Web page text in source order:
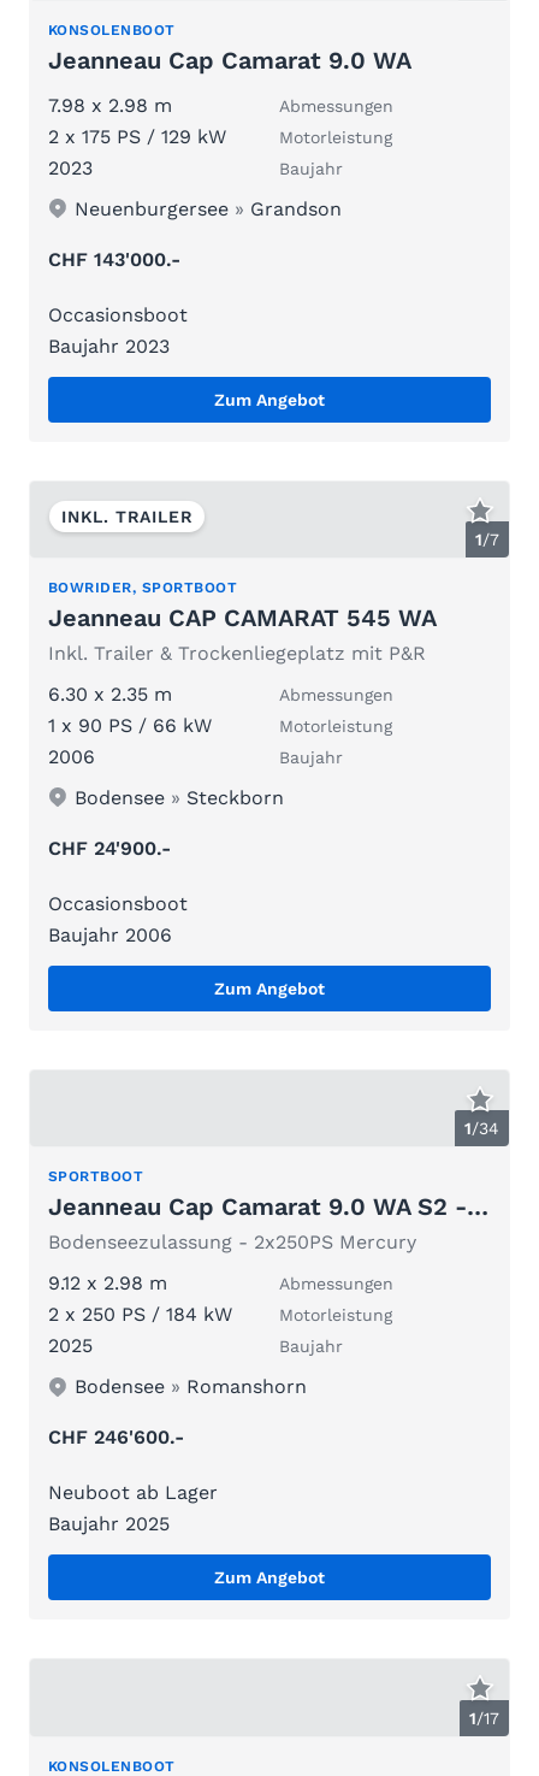
KONSOLENBOOT
Jeanneau Cap Camarat 9.0 WA
7.98 x 2.98 m Abmessungen
2 x 175 PS / 129 kW Motorleistung
2023 Baujahr
Neuenburgersee » Grandson
CHF 143'000.-
Occasionsboot
Baujahr 2023
Zum Angebot
1/7
INKL. TRAILER
BOWRIDER, SPORTBOOT
Jeanneau CAP CAMARAT 545 WA
Inkl. Trailer & Trockenliegeplatz mit P&R
6.30 x 2.35 m
Abmessungen
1 x 90 PS / 66 kW Motorleistung
2006 Baujahr
Bodensee » Steckborn
CHF 24'900.-
Occasionsboot
Baujahr 2006
Zum Angebot
1/34
SPORTBOOT
Jeanneau Cap Camarat 9.0 WA S2 - inkl. 2x250PS Me
Bodenseezulassung - 2x250PS Mercury
9.12 x 2.98 m
Abmessungen
2 x 250 PS / 184 kW Motorleistung
2025 Baujahr
Bodensee » Romanshorn
CHF 246'600.-
Neuboot ab Lager
Baujahr 2025
Zum Angebot
1/17
KONSOLENBOOT